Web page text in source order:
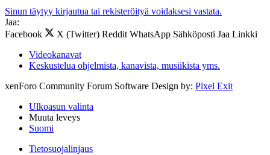
Sinun täytyy kirjautua tai rekisteröityä voidaksesi vastata.
Jaa:
Facebook
X (Twitter) Reddit WhatsApp Sähköposti Jaa Linkki
Videokanavat
Keskustelua ohjelmista, kanavista, musiikista yms.
xenForo Community Forum Software Design by: Pixel Exit
Ulkoasun valinta
Muuta leveys
Suomi
Tietosuojalinjaus